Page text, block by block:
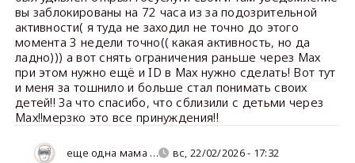
вы заблокированы на 72 часа из за подозрительной
активности( я туда не заходил не точно до этого
момента 3 недели точно(( какая активность, но да
ладно))) а вот снять ограничения раньше через Мах
при этом нужно ещё и ID в Мах нужно сделать! Вот тут
и меня за тошнило и больше стал понимать своих
детей!! За что спасибо, что сблизили с детьми через
Мах!!мерзко это все принуждения!!
еще одна мама …
вс, 22/02/2026 - 17:32